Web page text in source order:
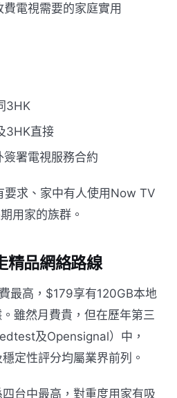
電視需要的家庭實用
3HK
3HK直接
署電視服務合約
要求、家中有人使用Now TV
用家的族群。
品網絡路線
最高，$179享有120GB本地
雖然月費貴，但在歷年第三
及Opensignal）中，
定性評分均屬業界前列。
台中最高，對重度用家有吸